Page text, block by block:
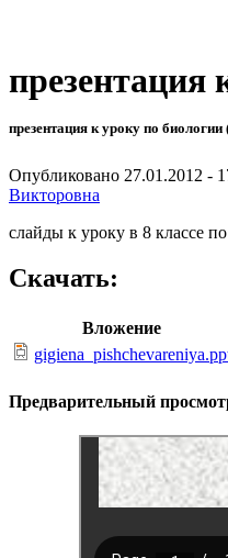
презентация
презентация к уроку по биологии
Опубликовано 27.01.2012 -
Викторовна
слайды к уроку в 8 классе
Скачать:
Вложение
Предварительный